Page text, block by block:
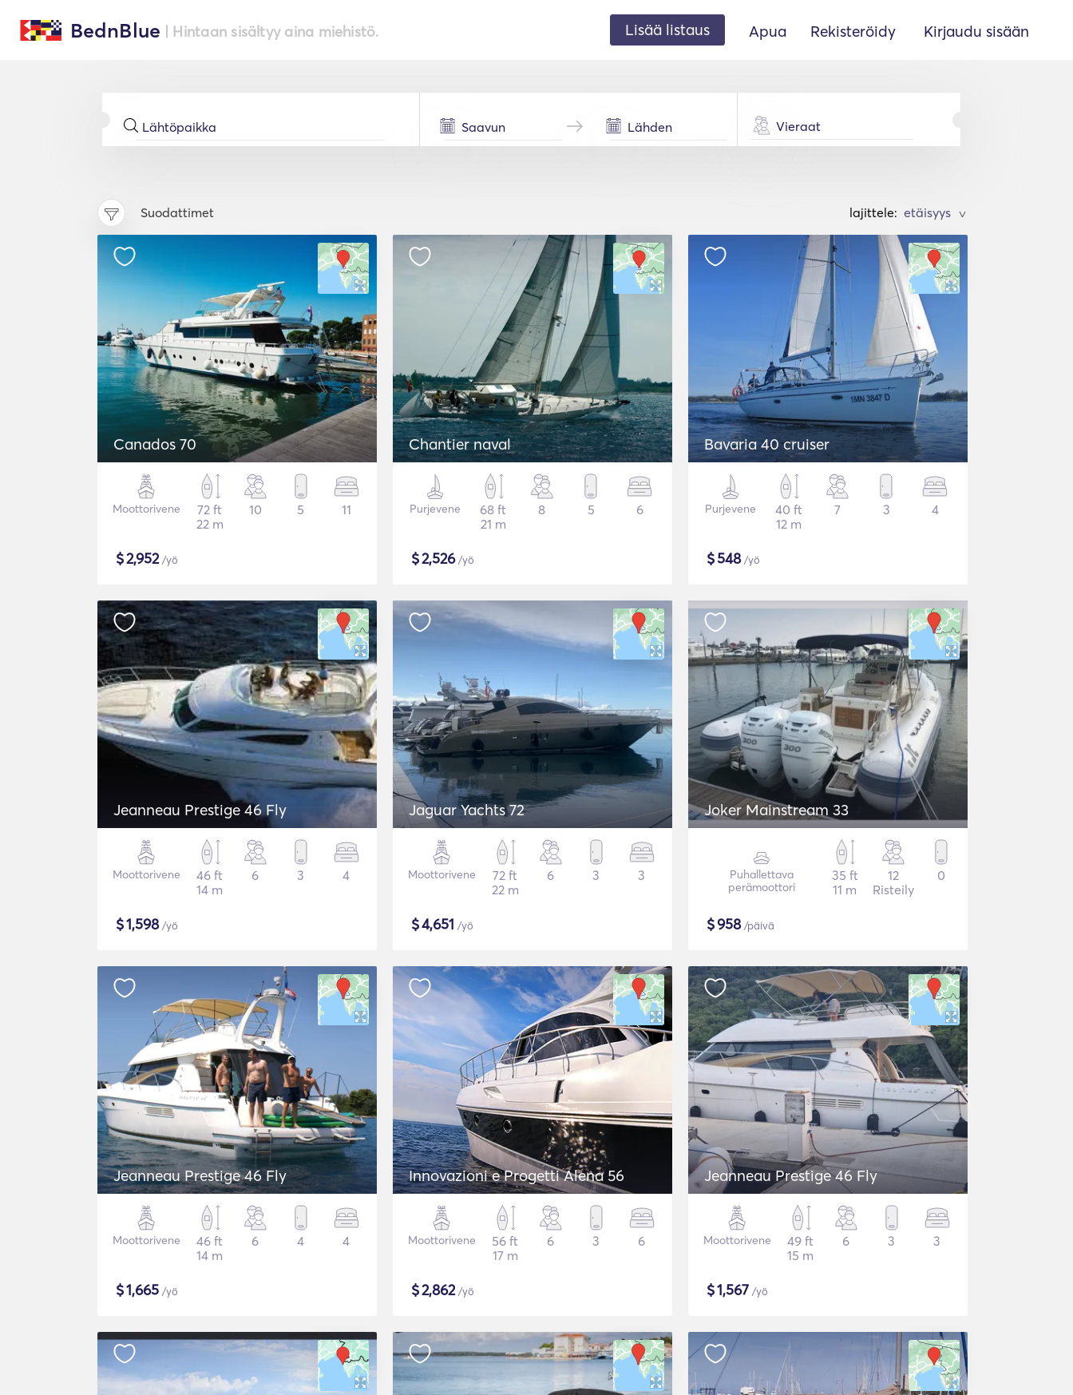
BednBlue | Hintaan sisältyy aina miehistö. Lisää listaus Apua Rekisteröidy Kirjaudu sisään
Vieraat
Suodattimet lajittele: >
Canados 70
Moottorivene
72 ft
22 m
10 5 11
$2,952/yö
Chantier naval
Purjevene
68 ft
21 m
8 5 6
$2,526/yö
Bavaria 40 cruiser
Purjevene
40 ft
12 m
7 3 4
$548/yö
Jeanneau Prestige 46 Fly
Moottorivene
46 ft
14 m
6 3 4
$1,598/yö
Jaguar Yachts 72
Moottorivene
72 ft
22 m
6 3 3
$4,651 /yö
Joker Mainstream 33
Puhallettava
perämoottori
35 ft
11 m
12
Risteily
0
$958/päivä
Jeanneau Prestige 46 Fly
Moottorivene
46 ft
14 m
6 4 4
$1,665 /yö
Innovazioni e Progetti Alena 56
Moottorivene
56 ft
17 m
6 3 6
$2,862/yö
Jeanneau Prestige 46 Fly
Moottorivene
49 ft
15 m
6 3 3
$1,567 /yö